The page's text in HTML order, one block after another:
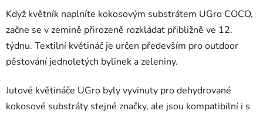
Když květník naplníte kokosovým substrátem UGro COCO,
začne se v zemině přirozeně rozkládat přibližně ve 12.
týdnu. Textilní květináč je určen především pro outdoor
pěstování jednoletých bylinek a zeleniny.
Jutové květináče UGro byly vyvinuty pro dehydrované
kokosové substráty stejné značky, ale jsou kompatibilní i s